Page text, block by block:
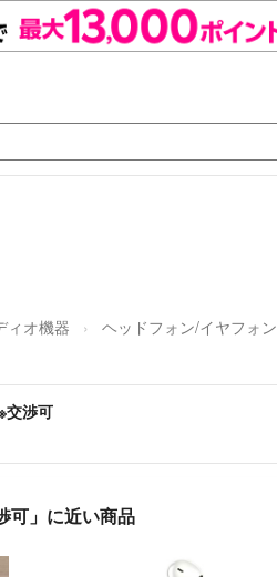
ィオ機器 ヘッドフォン/イヤフォン
交渉可
可」に近い商品